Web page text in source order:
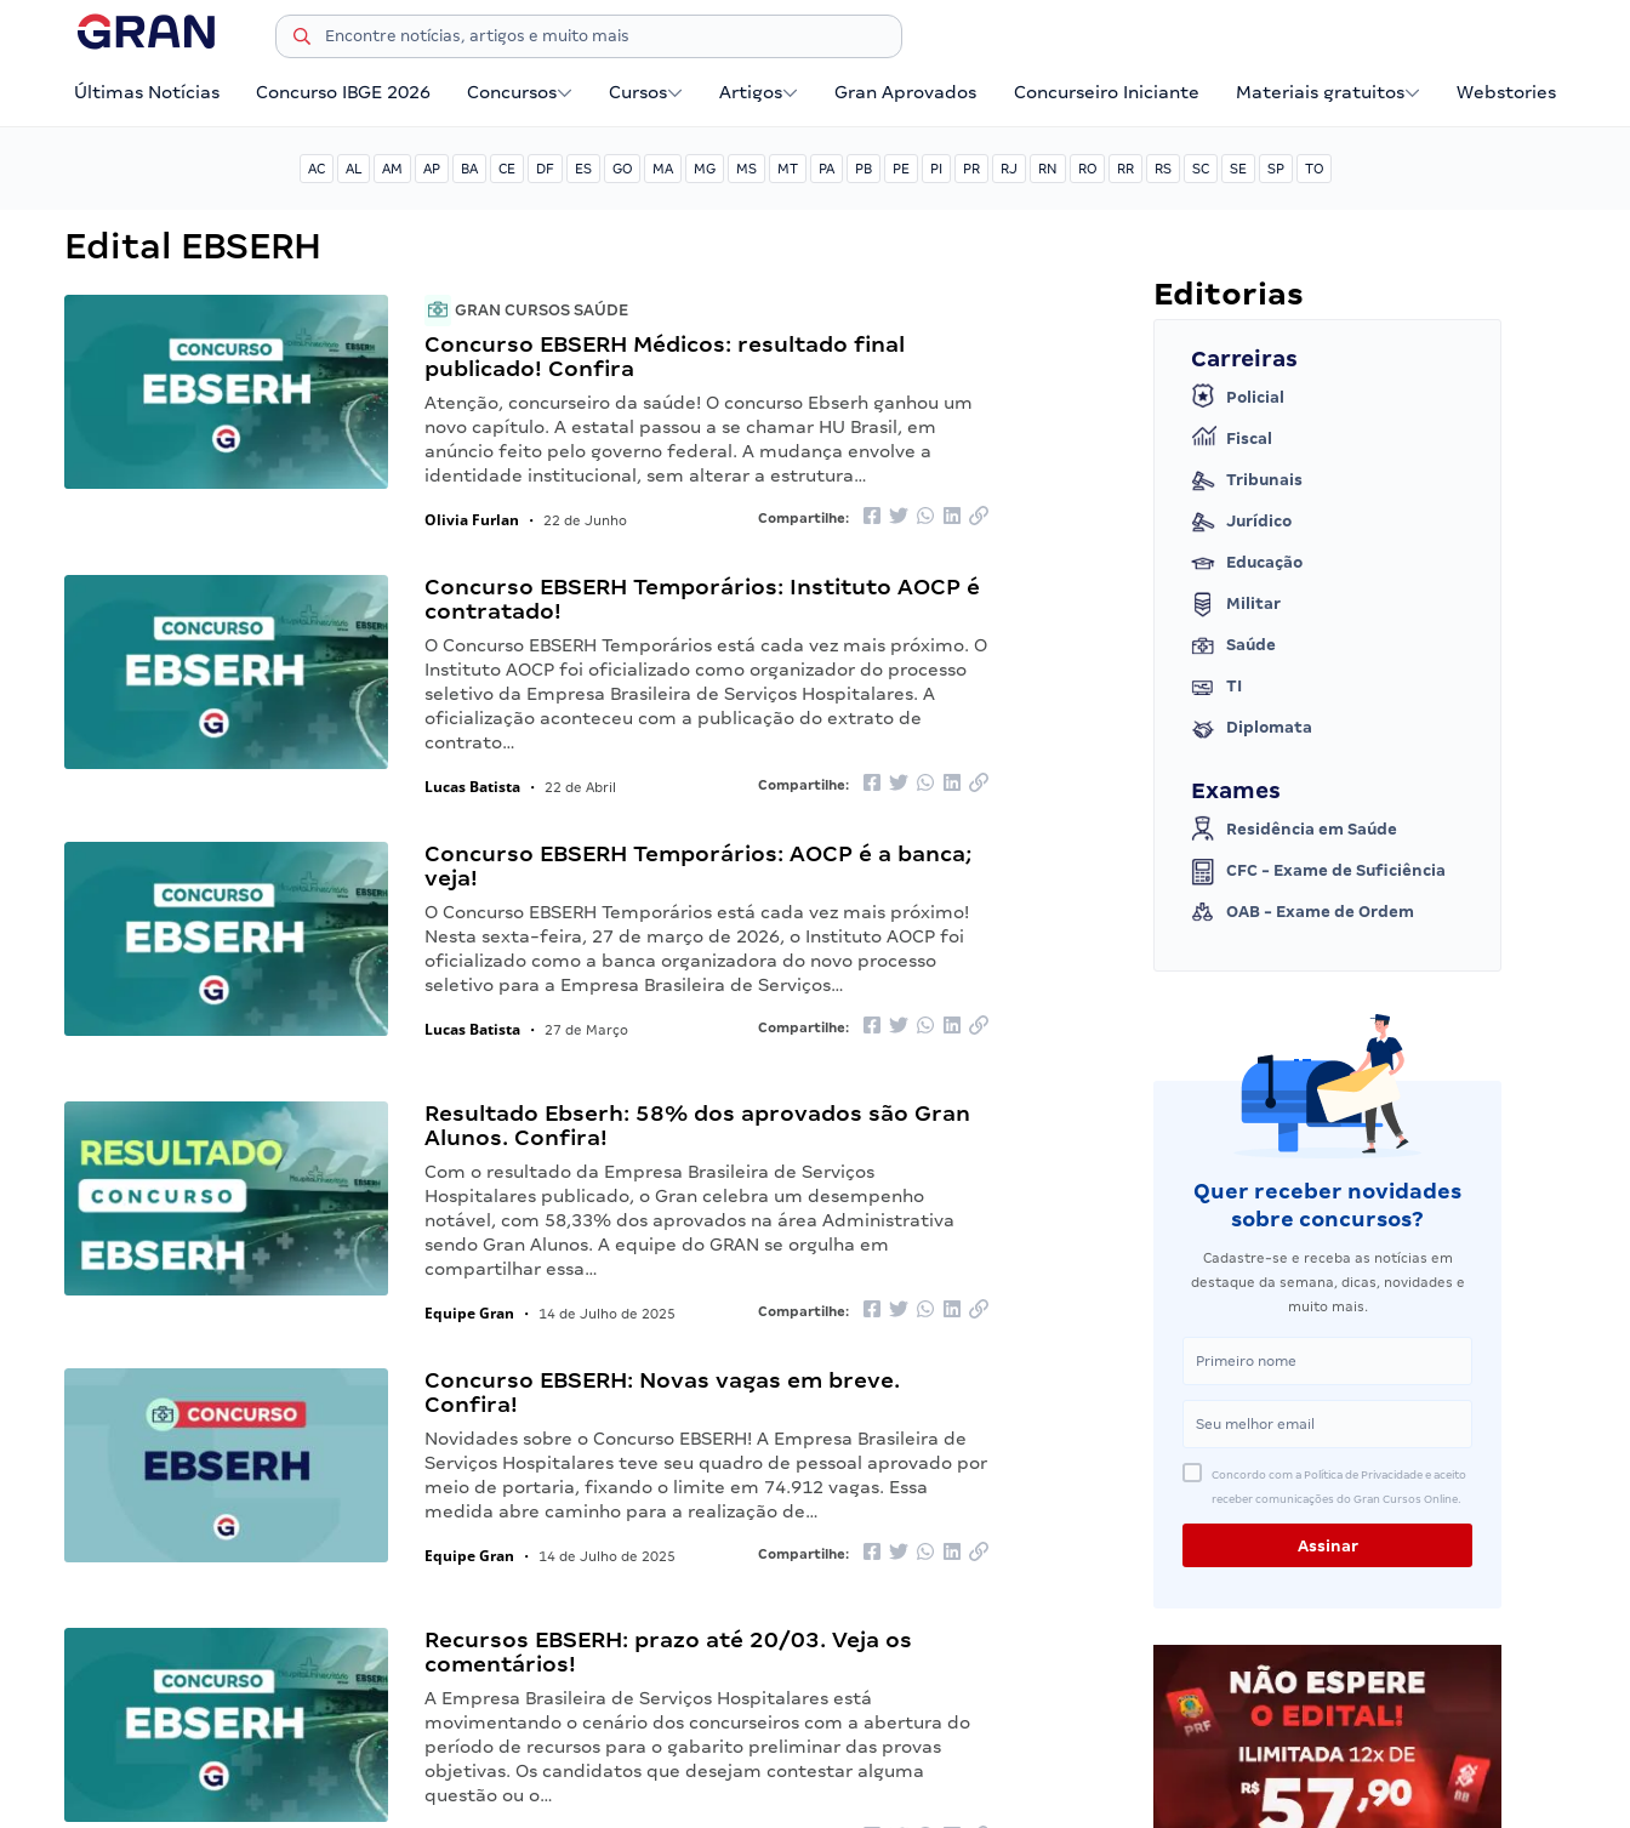
Últimas Notícias Concurso IBGE 2026 Concursos Cursos Artigos Gran Aprovados Concurseiro Iniciante Materiais gratuitos Webstories
AC AL AM AP BA CE DF ES GO MA MG MS MT PA PB PE PI PR RJ RN RO RR RS SC SE SP TO
Edital EBSERH
GRAN CURSOS SAÚDE
Concurso EBSERH Médicos: resultado final
publicado! Confira
Atenção, concurseiro da saúde! O concurso Ebserh ganhou um
novo capítulo. A estatal passou a se chamar HU Brasil, em
anúncio feito pelo governo federal. A mudança envolve a
identidade institucional, sem alterar a estrutura…
Olivia Furlan • 22 de Junho Compartilhe:
Concurso EBSERH Temporários: Instituto AOCP é
contratado!
O Concurso EBSERH Temporários está cada vez mais próximo. O
Instituto AOCP foi oficializado como organizador do processo
seletivo da Empresa Brasileira de Serviços Hospitalares. A
oficialização aconteceu com a publicação do extrato de
contrato…
Lucas Batista • 22 de Abril Compartilhe:
Concurso EBSERH Temporários: AOCP é a banca;
veja!
O Concurso EBSERH Temporários está cada vez mais próximo!
Nesta sexta-feira, 27 de março de 2026, o Instituto AOCP foi
oficializado como a banca organizadora do novo processo
seletivo para a Empresa Brasileira de Serviços…
Lucas Batista • 27 de Março Compartilhe:
Resultado Ebserh: 58% dos aprovados são Gran
Alunos. Confira!
Com o resultado da Empresa Brasileira de Serviços
Hospitalares publicado, o Gran celebra um desempenho
notável, com 58,33% dos aprovados na área Administrativa
sendo Gran Alunos. A equipe do GRAN se orgulha em
compartilhar essa…
Equipe Gran • 14 de Julho de 2025 Compartilhe:
Concurso EBSERH: Novas vagas em breve.
Confira!
Novidades sobre o Concurso EBSERH! A Empresa Brasileira de
Serviços Hospitalares teve seu quadro de pessoal aprovado por
meio de portaria, fixando o limite em 74.912 vagas. Essa
medida abre caminho para a realização de…
Equipe Gran • 14 de Julho de 2025 Compartilhe:
Recursos EBSERH: prazo até 20/03. Veja os
comentários!
A Empresa Brasileira de Serviços Hospitalares está
movimentando o cenário dos concurseiros com a abertura do
período de recursos para o gabarito preliminar das provas
objetivas. Os candidatos que desejam contestar alguma
questão ou o…
Editorias
Carreiras
Policial
Fiscal
Tribunais
Jurídico
Educação
Militar
Saúde
TI
Diplomata
Exames
Residência em Saúde
CFC - Exame de Suficiência
OAB - Exame de Ordem
Quer receber novidades
sobre concursos?
Cadastre-se e receba as notícias em
destaque da semana, dicas, novidades e
muito mais.
Concordo com a Política de Privacidade e aceito
receber comunicações do Gran Cursos Online.